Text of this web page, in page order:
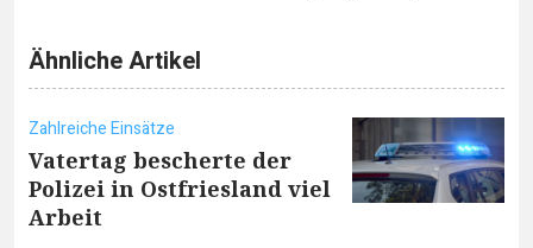
Ähnliche Artikel
Zahlreiche Einsätze
Vatertag bescherte der
Polizei in Ostfriesland viel
Arbeit